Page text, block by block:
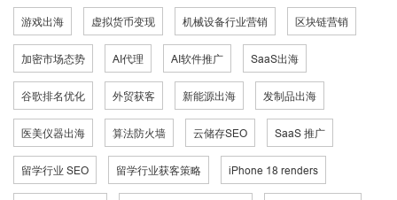
游戏出海 虚拟货币变现 机械设备行业营销 区块链营销
加密市场态势 AI代理 AI软件推广 SaaS出海
谷歌排名优化 外贸获客 新能源出海 发制品出海
医美仪器出海 算法防火墙 云储存SEO SaaS 推广
留学行业 SEO 留学行业获客策略 iPhone 18 renders